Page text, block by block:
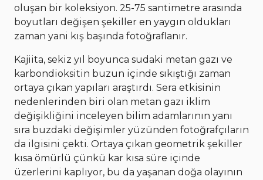
oluşan bir koleksiyon. 25-75 santimetre arasında
boyutları değişen şekiller en yaygın oldukları
zaman yani kış başında fotoğraflanır.
Kajiita, sekiz yıl boyunca sudaki metan gazı ve
karbondioksitin buzun içinde sıkıştığı zaman
ortaya çıkan yapıları araştırdı. Sera etkisinin
nedenlerinden biri olan metan gazı iklim
değişikliğini inceleyen bilim adamlarının yanı
sıra buzdaki değişimler yüzünden fotoğrafçıların
da ilgisini çekti. Ortaya çıkan geometrik şekiller
kısa ömürlü çünkü kar kısa süre içinde
üzerlerini kaplıyor, bu da yaşanan doğa olayının